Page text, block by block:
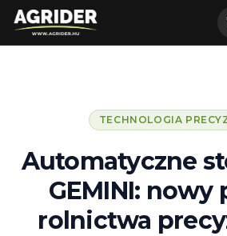
TECHNOLOGIA
Automatyczne
GEMINI: nowy
rolnictwa